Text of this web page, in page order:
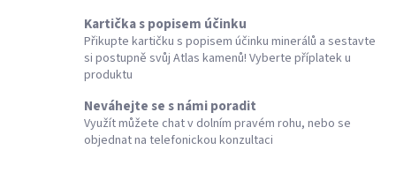
Kartička s popisem účinku
Přikupte kartičku s popisem účinku minerálů a sestavte
si postupně svůj Atlas kamenů! Vyberte příplatek u
produktu
Neváhejte se s námi poradit
Využít můžete chat v dolním pravém rohu, nebo se
objednat na telefonickou konzultaci